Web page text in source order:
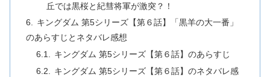
丘では黒桜と紀彗将軍が激突？！
キングダム 第5シリーズ【第６話】「黒羊の大一番」
のあらすじとネタバレ感想
キングダム 第5シリーズ【第６話】のあらすじ
キングダム 第5シリーズ【第６話】のネタバレ感